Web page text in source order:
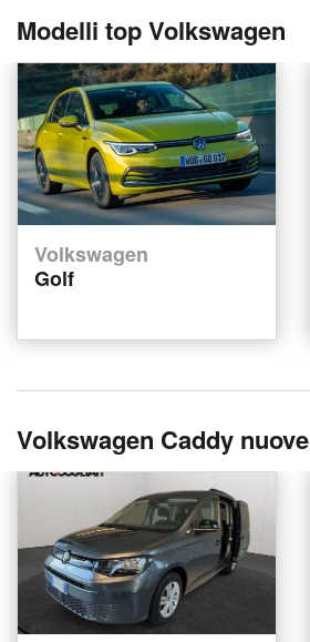
Modelli top Volkswagen
Volkswagen
Golf
Volkswagen Caddy nuove